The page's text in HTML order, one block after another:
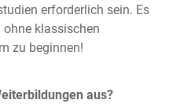
erforderlich sein. Es
klassischen
zu beginnen!
aus?